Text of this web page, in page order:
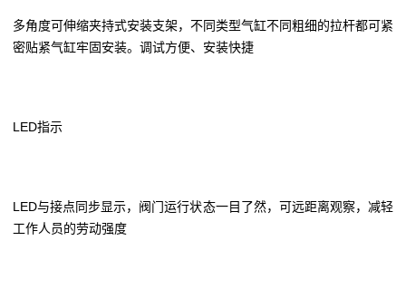
多角度可伸缩夹持式安装支架，不同类型气缸不同粗细的拉杆都可紧
密贴紧气缸牢固安装。调试方便、安装快捷
LED指示
LED与接点同步显示，阀门运行状态一目了然，可远距离观察，减轻
工作人员的劳动强度